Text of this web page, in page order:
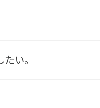
い。